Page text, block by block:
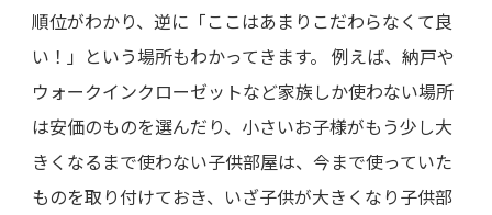
順位がわかり、逆に「ここはあまりこだわらなくて良
い！」という場所もわかってきます。 例えば、納戸や
ウォークインクローゼットなど家族しか使わない場所
は安価のものを選んだり、小さいお子様がもう少し大
きくなるまで使わない子供部屋は、今まで使っていた
ものを取り付けておき、いざ子供が大きくなり子供部